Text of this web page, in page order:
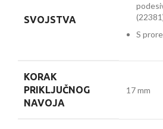
SVOJSTVA
S
KORAK
PRIKLJUČNOG
NAVOJA
17 mm